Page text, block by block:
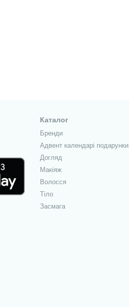
Каталог
Бренди
Адвент календарі подарунки
Догляд
Макіяж
Волосся
Тіло
Засмага